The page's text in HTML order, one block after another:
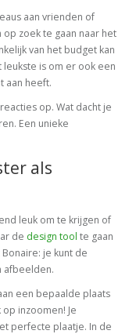
aan vrienden of
zoek te gaan naar het
van het budget kan
is om er ook een
aan heeft.
op. Wat dacht je
Een unieke
als
leuk om te krijgen of
de design tool te gaan
je kunt de
afbeelden.
een bepaalde plaats
inzoomen! Je
perfecte plaatje. In de